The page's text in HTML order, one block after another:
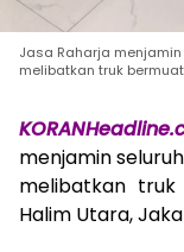
Jasa Raharja
melibatkan truk
menjamin
melibatkan
Halim Utara,